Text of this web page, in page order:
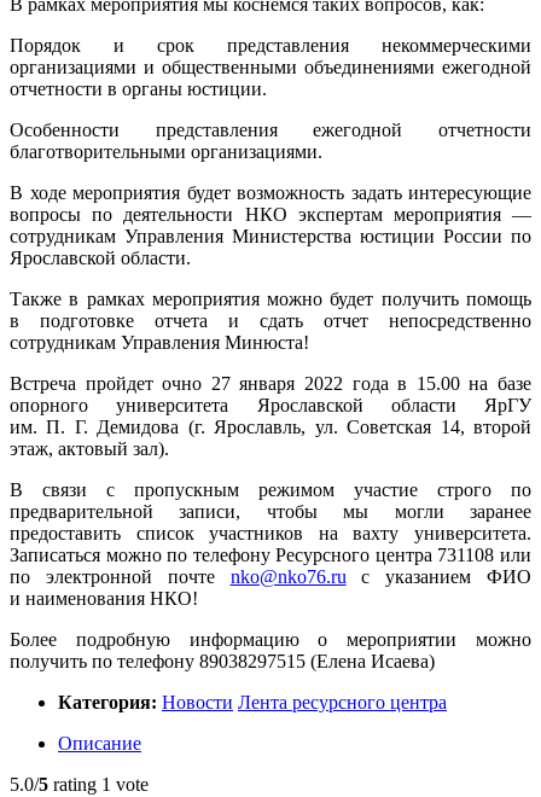
В рамках мероприятия мы коснемся таких вопросов, как:
Порядок и срок представления некоммерческими
организациями и общественными объединениями ежегодной
отчетности в органы юстиции.
Особенности представления ежегодной отчетности
благотворительными организациями.
В ходе мероприятия будет возможность задать интересующие
вопросы по деятельности НКО экспертам мероприятия —
сотрудникам Управления Министерства юстиции России по
Ярославской области.
Также в рамках мероприятия можно будет получить помощь
в подготовке отчета и сдать отчет непосредственно
сотрудникам Управления Минюста!
Встреча пройдет очно 27 января 2022 года в 15.00 на базе
опорного университета Ярославской области ЯрГУ
им. П. Г. Демидова (г. Ярославль, ул. Советская 14, второй
этаж, актовый зал).
В связи с пропускным режимом участие строго по
предварительной записи, чтобы мы могли заранее
предоставить список участников на вахту университета.
Записаться можно по телефону Ресурсного центра 731108 или
по электронной почте nko@nko76.ru с указанием ФИО
и наименования НКО!
Более подробную информацию о мероприятии можно
получить по телефону 89038297515 (Елена Исаева)
Категория: Новости Лента ресурсного центра
Описание
5.0/5 rating 1 vote